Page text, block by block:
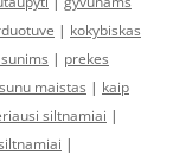
| kokybiskas
| prekes
sunu maistas | kaip
siltnamiai |
|